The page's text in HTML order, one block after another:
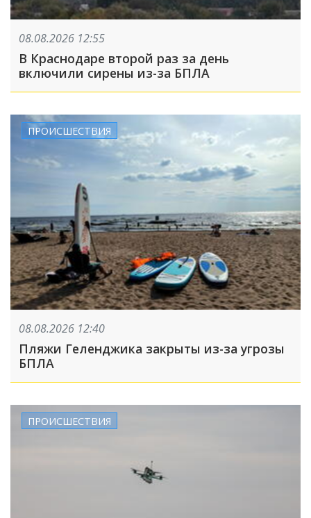
08.08.2026 12:55
В Краснодаре второй раз за день
включили сирены из-за БПЛА
ПРОИСШЕСТВИЯ
08.08.2026 12:40
Пляжи Геленджика закрыты из-за угрозы
БПЛА
ПРОИСШЕСТВИЯ